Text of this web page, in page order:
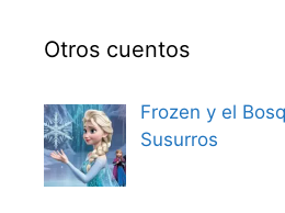
Otros cuentos
Frozen y el
Susurros